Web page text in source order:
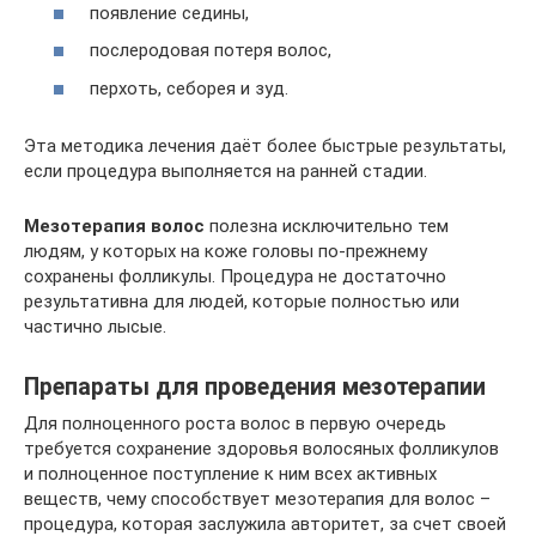
появление седины,
послеродовая потеря волос,
перхоть, себорея и зуд.
Эта методика лечения даёт более быстрые результаты,
если процедура выполняется на ранней стадии.
Мезотерапия волос полезна исключительно тем
людям, у которых на коже головы по-прежнему
сохранены фолликулы. Процедура не достаточно
результативна для людей, которые полностью или
частично лысые.
Препараты для проведения мезотерапии
Для полноценного роста волос в первую очередь
требуется сохранение здоровья волосяных фолликулов
и полноценное поступление к ним всех активных
веществ, чему способствует мезотерапия для волос –
процедура, которая заслужила авторитет, за счет своей